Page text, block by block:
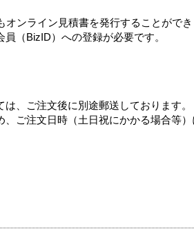
ンライン見積書を発行することができ
（BizID）への登録が必要です。
、ご注文後に別途郵送しております。
ご注文日時（土日祝にかかる場合等